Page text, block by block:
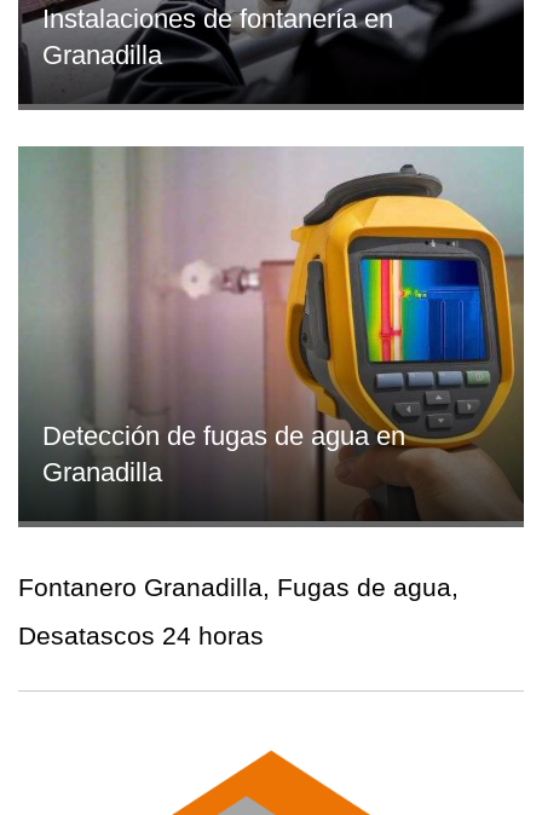
Instalaciones de fontanería en
Granadilla
Detección de fugas de agua en
Granadilla
Fontanero Granadilla, Fugas de agua,
Desatascos 24 horas